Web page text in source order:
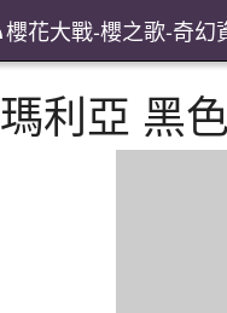
櫻花大戰-櫻之歌-奇幻
瑪利亞 黑